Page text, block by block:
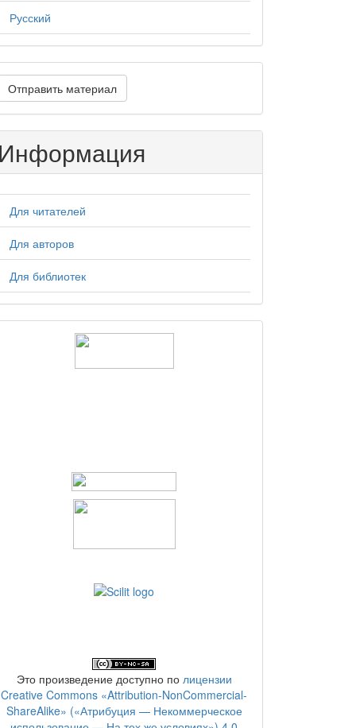
Русский
Отправить материал
Информация
Для читателей
Для авторов
Для библиотек
Это произведение доступно по лицензии
Creative Commons «Attribution-NonCommercial-
ShareAlike» («Атрибуция — Некоммерческое